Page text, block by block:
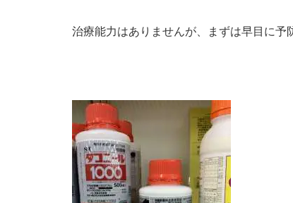
治療能力はありませんが、まずは早目に予